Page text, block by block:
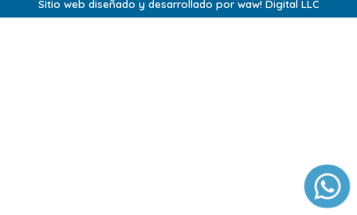
Sitio web diseñado y desarrollado por waw! Digital LLC